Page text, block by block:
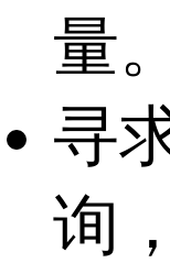
量。
寻
询